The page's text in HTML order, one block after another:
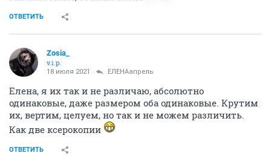
ОТВЕТИТЬ
Zosia_
v.i.p.
18 июля 2021 ЕЛЕНАапрель
Елена, я их так и не различаю, абсолютно
одинаковые, даже размером оба одинаковые. Крутим
их, вертим, целуем, но так и не можем различить.
Как две ксерокопии
ОТВЕТИТЬ